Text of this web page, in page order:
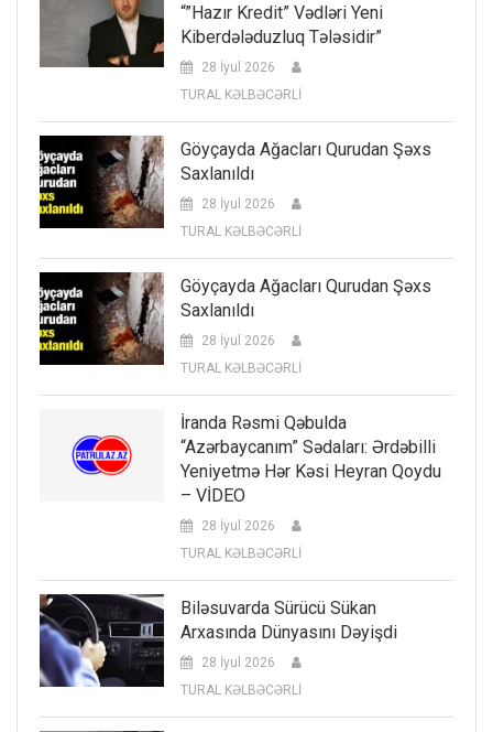
“”Hazır Kredit” Vədləri Yeni
Kiberdələduzluq Tələsidir”
28 İyul 2026
TURAL KƏLBƏCƏRLİ
Göyçayda Ağacları Qurudan Şəxs
Saxlanıldı
28 İyul 2026
TURAL KƏLBƏCƏRLİ
Göyçayda Ağacları Qurudan Şəxs
Saxlanıldı
28 İyul 2026
TURAL KƏLBƏCƏRLİ
İranda Rəsmi Qəbulda
“Azərbaycanım” Sədaları: Ərdəbilli
Yeniyetmə Hər Kəsi Heyran Qoydu
– VİDEO
28 İyul 2026
TURAL KƏLBƏCƏRLİ
Biləsuvarda Sürücü Sükan
Arxasında Dünyasını Dəyişdi
28 İyul 2026
TURAL KƏLBƏCƏRLİ